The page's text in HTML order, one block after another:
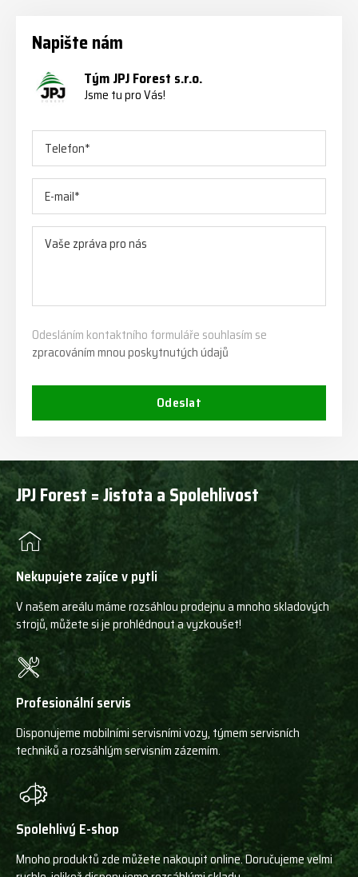
Napište nám
Tým JPJ Forest s.r.o.
Jsme tu pro Vás!
Odesláním kontaktního formuláře souhlasím se
zpracováním mnou poskytnutých údajů
Odeslat
JPJ Forest = Jistota a Spolehlivost
Nekupujete zajíce v pytli
V našem areálu máme rozsáhlou prodejnu a mnoho skladových
strojů, můžete si je prohlédnout a vyzkoušet!
Profesionální servis
Disponujeme mobilními servisními vozy, týmem servisních
techniků a rozsáhlým servisním zázemím.
Spolehlivý E-shop
Mnoho produktů zde můžete nakoupit online. Doručujeme velmi